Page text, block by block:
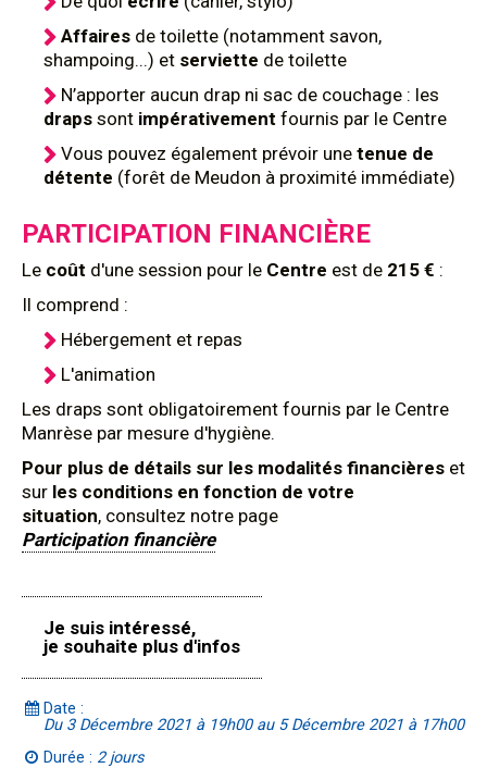
Affaires de toilette (notamment savon,
shampoing...) et serviette de toilette
N’apporter aucun drap ni sac de couchage : les
draps sont impérativement fournis par le Centre
Vous pouvez également prévoir une tenue de
détente (forêt de Meudon à proximité immédiate)
PARTICIPATION FINANCIÈRE
Le coût d'une session pour le Centre est de 215 € :
Il comprend :
Hébergement et repas
L'animation
Les draps sont obligatoirement fournis par le Centre
Manrèse par mesure d'hygiène.
Pour plus de détails sur les modalités financières et
sur les conditions en fonction de votre
situation, consultez notre page
Participation financière
Je suis intéressé,
je souhaite plus d'infos
Date :
Du 3 Décembre 2021 à 19h00 au 5 Décembre 2021 à 17h00
Durée : 2 jours